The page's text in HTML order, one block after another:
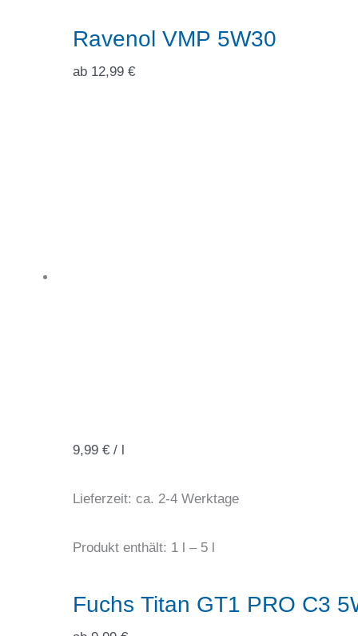
Ravenol VMP 5W30
ab 12,99 €
9,99 € /
Lieferzeit: ca. 2-4 Werktage
Produkt enthält: 1 l – 5 l
Fuchs Titan GT1 PRO C3